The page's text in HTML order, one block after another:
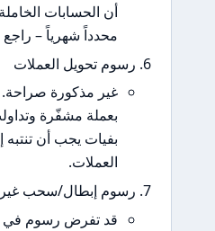
أن الحسابات الخاملة قد تُخصم مبلغاً
محدداً شهرياً – راجع الشروط.
تحويل العملات
غير مذكورة صراحة. إن فتحت
بعملة مشفّرة وتداولت بأزواج
بفيات يجب أن تنتبه إلى فروق
إبطال/سحب غير اعتيادي
قد تفرض رسوم في حالات